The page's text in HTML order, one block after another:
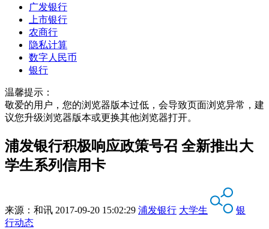
广发银行
上市银行
农商行
隐私计算
数字人民币
银行
温馨提示：
敬爱的用户，您的浏览器版本过低，会导致页面浏览异常，建
议您升级浏览器版本或更换其他浏览器打开。
浦发银行积极响应政策号召 全新推出大
学生系列信用卡
来源： 和讯 2017-09-20 15:02:29 浦发银行 大学生
银
行动态